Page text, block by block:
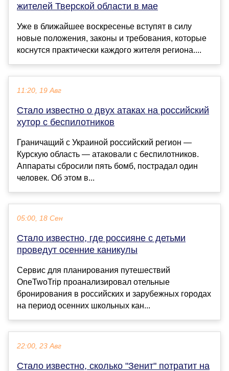
жителей Тверской области в мае
Уже в ближайшее воскресенье вступят в силу
новые положения, законы и требования, которые
коснутся практически каждого жителя региона....
11:20, 19 Авг
Стало известно о двух атаках на российский
хутор с беспилотников
Граничащий с Украиной российский регион —
Курскую область — атаковали с беспилотников.
Аппараты сбросили пять бомб, пострадал один
человек. Об этом в...
05:00, 18 Сен
Стало известно, где россияне с детьми
проведут осенние каникулы
Сервис для планирования путешествий
OneTwoTrip проанализировал отельные
бронирования в российских и зарубежных городах
на период осенних школьных кан...
22:00, 23 Авг
Стало известно, сколько "Зенит" потратит на